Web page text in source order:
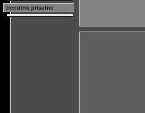
trenutno prisutni: